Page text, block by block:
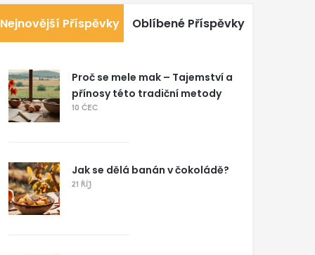
Nejnovější Příspěvky Oblíbené Příspěvky
Proč se mele mak – Tajemství a
přínosy této tradiční metody
10 ČEC
Jak se dělá banán v čokoládě?
21 ŘÍJ